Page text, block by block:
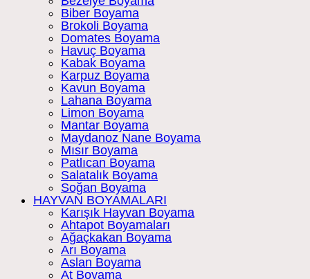
Biber Boyama
Brokoli Boyama
Domates Boyama
Havuç Boyama
Kabak Boyama
Karpuz Boyama
Kavun Boyama
Lahana Boyama
Limon Boyama
Mantar Boyama
Maydanoz Nane Boyama
Mısır Boyama
Patlıcan Boyama
Salatalık Boyama
Soğan Boyama
HAYVAN BOYAMALARI
Karışık Hayvan Boyama
Ahtapot Boyamaları
Ağaçkakan Boyama
Arı Boyama
Aslan Boyama
At Boyama